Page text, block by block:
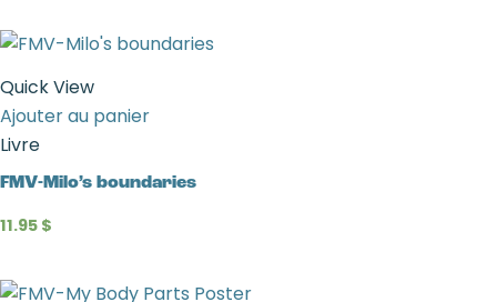
Quick View
Ajouter au panier
Livre
FMV-Milo’s boundaries
11.95 $